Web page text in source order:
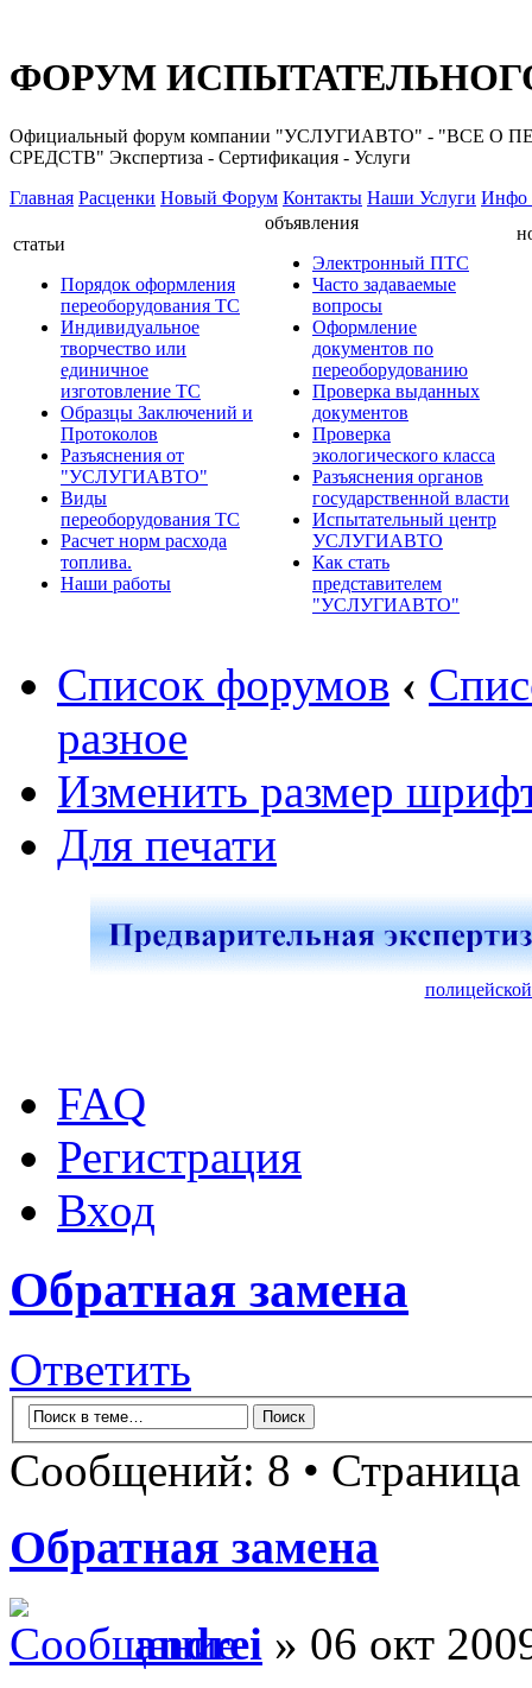
ФОРУМ
Официальный форум компании "УСЛУГИАВТО" -
СРЕДСТВ" Экспертиза - Сертификация - Услуги
Главная Расценки Новый Форум Контакты Наши Услуги Инфо
статьи
Порядок оформления
переоборудования ТС
Индивидуальное
творчество или
единичное
изготовление ТС
Образцы Заключений и
Протоколов
Разъяснения от
"УСЛУГИАВТО"
Виды
переоборудования ТС
Расчет норм расхода
топлива.
Наши работы
объявления
Электронный ПТС
Часто задаваемые
вопросы
Оформление
документов по
переоборудованию
Проверка выданных
документов
Проверка
экологического класса
Разъяснения органов
государственной власти
Испытательный центр
УСЛУГИАВТО
Как стать
представителем
"УСЛУГИАВТО"
Список форумов ‹
разное
Изменить размер
Для печати
FAQ
Регистрация
Вход
Обратная замена
Ответить
Сообщений: 8 • Страница
Обратная замена
andrei » 06 окт